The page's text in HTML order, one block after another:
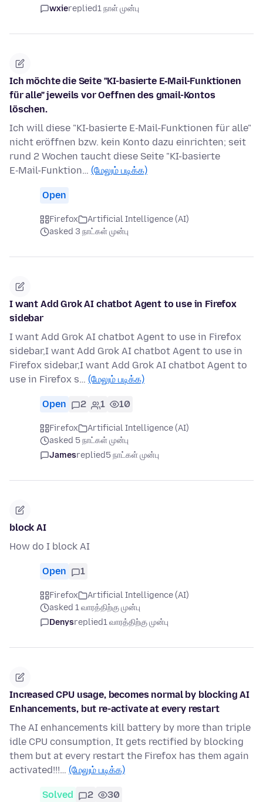
wxiereplied1 நாள் முன்பு
Ich möchte die Seite "KI-basierte E‑Mail-Funktionen
für alle" jeweils vor Oeffnen des gmail-Kontos
löschen.
Ich will diese "KI-basierte E‑Mail-Funktionen für alle"
nicht eröffnen bzw. kein Konto dazu einrichten; seit
rund 2 Wochen taucht diese Seite "KI-basierte
E‑Mail-Funktion… (மேலும் படிக்க)
Open
Firefox
Artificial Intelligence (AI)
asked 3 நாட்கள் முன்பு
I want Add Grok AI chatbot Agent to use in Firefox
sidebar
I want Add Grok AI chatbot Agent to use in Firefox
sidebar,I want Add Grok AI chatbot Agent to use in
Firefox sidebar,I want Add Grok AI chatbot Agent to
use in Firefox s… (மேலும் படிக்க)
Open 2 1 10
Firefox
Artificial Intelligence (AI)
asked 5 நாட்கள் முன்பு
Jamesreplied5 நாட்கள் முன்பு
block AI
How do I block AI
Open 1
Firefox
Artificial Intelligence (AI)
asked 1 வாரத்திற்கு முன்பு
Denysreplied1 வாரத்திற்கு முன்பு
Increased CPU usage, becomes normal by blocking AI
Enhancements, but re-activate at every restart
The AI enhancements kill battery by more than triple
idle CPU consumption, It gets rectified by blocking
them but at every restart the Firefox has them again
activated!!!… (மேலும் படிக்க)
Solved 2 30